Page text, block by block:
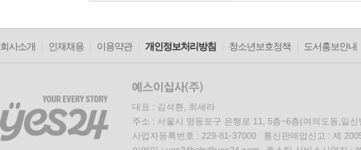
회사소개 인재채용 이용약관 개인정보처리방침 청소년보호정책 도서홍보안내
대표 : 김석환, 최세라
주소 : 서울시 영등포구 은행로 11, 5층~6층(여의도동,일신
사업자등록번호 : 229-81-37000 통신판매업신고 : 제